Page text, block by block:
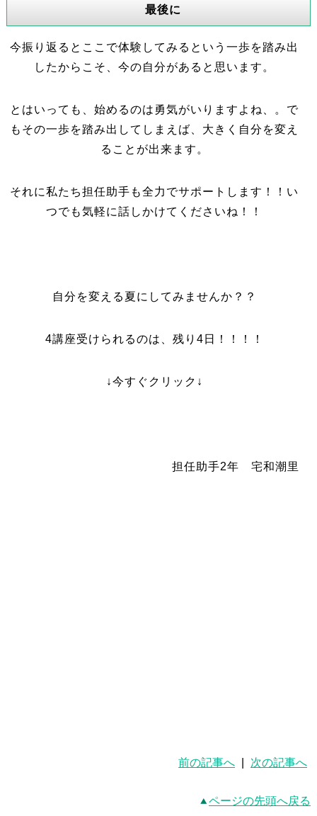
最後に
今振り返るとここで体験してみるという一歩を踏み出
したからこそ、今の自分があると思います。
とはいっても、始めるのは勇気がいりますよね、。で
もその一歩を踏み出してしまえば、大きく自分を変え
ることが出来ます。
それに私たち担任助手も全力でサポートします！！い
つでも気軽に話しかけてくださいね！！
自分を変える夏にしてみませんか？？
4講座受けられるのは、残り4日！！！！
↓今すぐクリック↓
担任助手2年 宅和潮里
前の記事へ 次の記事へ
ページの先頭へ戻る